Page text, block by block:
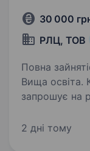
30 000
РЛЦ, ТОВ
Повна
Вища освіта. Компанія «ТЕХЕНЕРГОТРЕЙД» —
запрошує на
режимів обладнання;
2 дні тому